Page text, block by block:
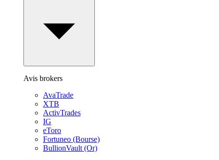
Avis brokers
AvaTrade
XTB
ActivTrades
IG
eToro
Fortuneo (Bourse)
BullionVault (Or)